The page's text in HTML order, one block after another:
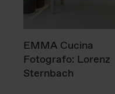
EMMA Cucina
Fotografo: Lorenz
Sternbach